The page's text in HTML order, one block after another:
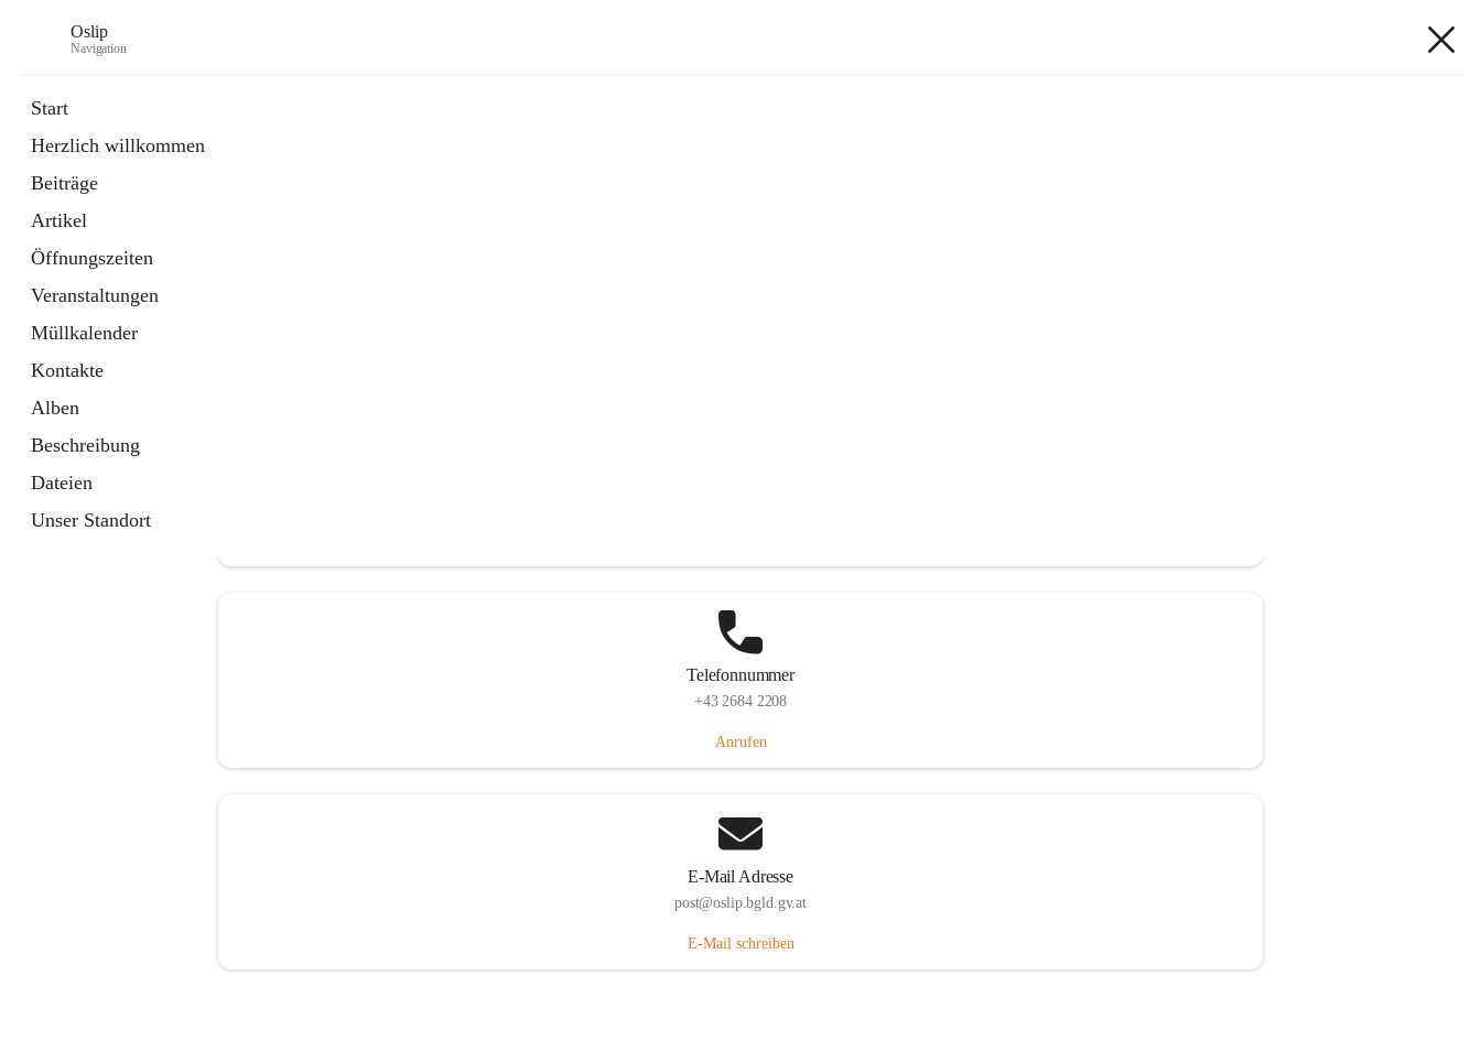
Oslip
Navigation
Start
Herzlich willkommen
Beiträge
Artikel
Öffnungszeiten
Veranstaltungen
Müllkalender
Kontakte
Alben
Beschreibung
Dateien
Unser Standort
Telefonnummer
+43 2684 2208
Anrufen
E-Mail Adresse
post@oslip.bgld.gv.at
E-Mail schreiben